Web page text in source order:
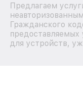
Предлагаем
Гражданского
для устройств,